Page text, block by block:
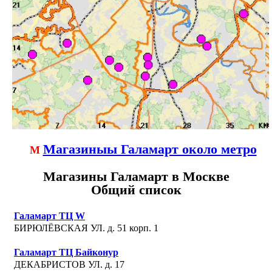
М Магазиныы Галамарт около метро
Магазины Галамарт в Москве
Общий список
Галамарт ТЦ W
БИРЮЛЁВСКАЯ УЛ. д. 51 корп. 1
Галамарт ТЦ Байконур
ДЕКАБРИСТОВ УЛ. д. 17